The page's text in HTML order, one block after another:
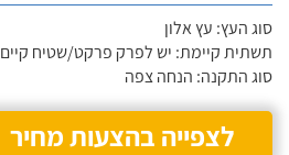
סוג העץ: עץ אלון
תשתית קיימת: יש לפרק פרקט/שטיח קיים
סוג התקנה: הנחה צפה
לצפייה בהצעות מחיר